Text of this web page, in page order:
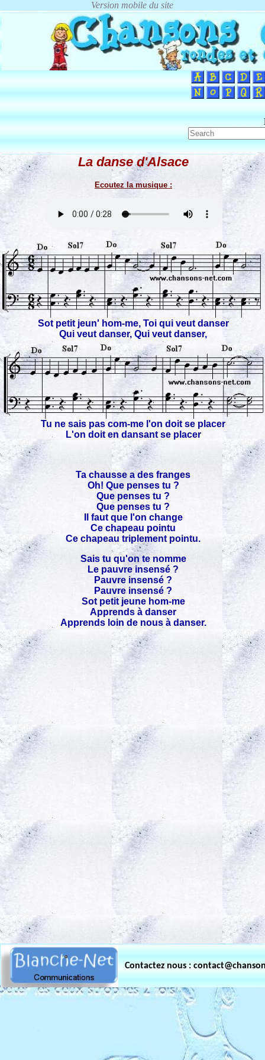
La danse d'Alsace
Ecoutez la musique :
Sot petit jeun' hom-me, Toi qui veut danser
Qui veut danser, Qui veut danser,
Tu ne sais pas com-me l'on doit se placer
L'on doit en dansant se placer
Ta chausse a des franges
Oh! Que penses tu ?
Que penses tu ?
Que penses tu ?
Il faut que l'on change
Ce chapeau pointu
Ce chapeau triplement pointu.
Sais tu qu'on te nomme
Le pauvre insensé ?
Pauvre insensé ?
Pauvre insensé ?
Sot petit jeune hom-me
Apprends à danser
Apprends loin de nous à danser.
Contactez nous :